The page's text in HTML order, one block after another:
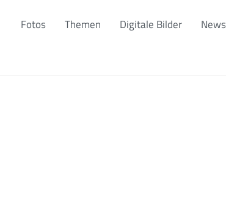
Fotos Themen Digitale Bilder News